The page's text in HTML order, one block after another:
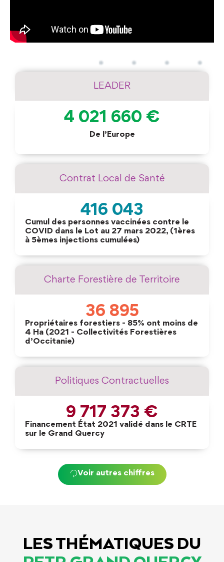
LEADER
De l’Europe
4 021 660 €
Contrat Local de Santé
Cumul des personnes vaccinées contre le
COVID dans le Lot au 27 mars 2022, (1ères
à 5èmes injections cumulées)
416 043
Charte Forestière de Territoire
Propriétaires forestiers - 85% ont moins de
4 Ha (2021 - Collectivités Forestières
d’Occitanie)
36 895
Politiques Contractuelles
Financement État 2021 validé dans le CRTE
sur le Grand Quercy
9 717 373 €
Voir autres chiffres
LES THÉMATIQUES DU